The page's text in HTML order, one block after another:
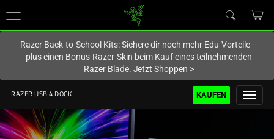
Du befindest dich aktuell auf der Website von
Razer Back-to-School Kits: Sichere dir noch mehr Edu-Vorteile –
plus einen Bonus-Razer-Skin beim Kauf eines teilnehmenden
Razer Blade. Jetzt Shoppen >
RAZER USB 4 DOCK KAUFEN